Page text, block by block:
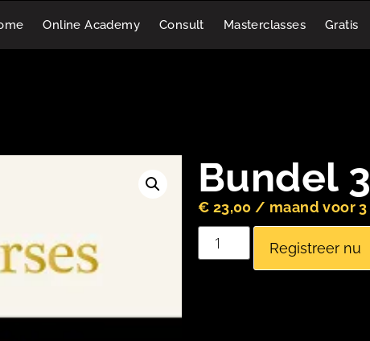
Online Academy Consult Masterclasses Gratis
Bundel
€ 23,00 / maand voor 3
Registreer nu